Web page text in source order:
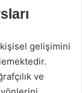
gelişimini
ve